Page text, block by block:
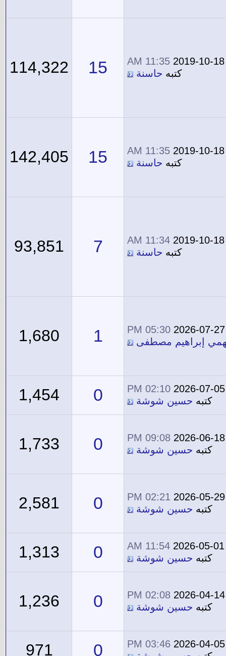
2019-10-18
11:35 AM
كتبه حاسنة 15
114,322
2019-10-18
11:35 AM
كتبه حاسنة 15
142,405
2019-10-18
11:34 AM
كتبه حاسنة 7
93,851
2026-07-27
05:30 PM
إبراهيم مصطفى
1
1,680
2026-07-05
02:10 PM
كتبه حسين شوشة 0
1,454
2026-06-18
09:08 PM
كتبه حسين شوشة 0
1,733
2026-05-29
02:21 PM
كتبه حسين شوشة 0
2,581
2026-05-01
11:54 AM
كتبه حسين شوشة 0
1,313
2026-04-14
02:08 PM
كتبه حسين شوشة 0
1,236
2026-04-05
03:46 PM
0
971